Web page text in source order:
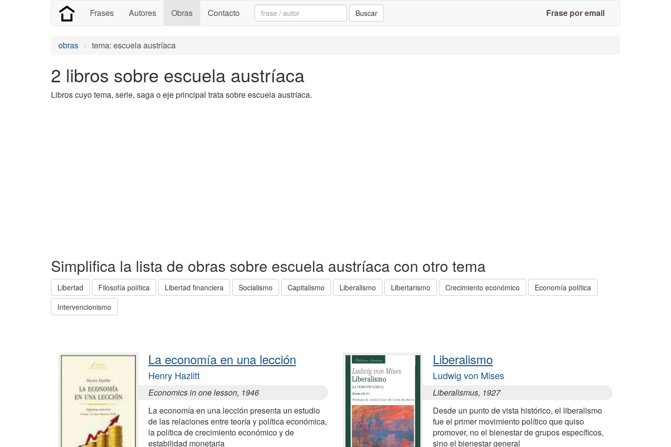
Frases Autores Obras Contacto Search: Buscar Frase por email
obras tema: escuela austríaca
2 libros sobre escuela austríaca
Libros cuyo tema, serie, saga o eje principal trata sobre escuela austríaca.
Simplifica la lista de obras sobre escuela austríaca con otro tema
Libertad Filosofía política Libertad financiera Socialismo Capitalismo Liberalismo Libertarismo Crecimiento económico
Economía política
Intervencionismo
La economía en una lección
Henry Hazlitt
Economics in one lesson, 1946
La economía en una lección presenta un estudio
de las relaciones entre teoría y política económica,
la política de crecimiento económico y de
estabilidad monetaria
Liberalismo
Ludwig von Mises
Liberalismus, 1927
Desde un punto de vista histórico, el liberalismo
fue el primer movimiento político que quiso
promover, no el bienestar de grupos específicos,
sino el bienestar general